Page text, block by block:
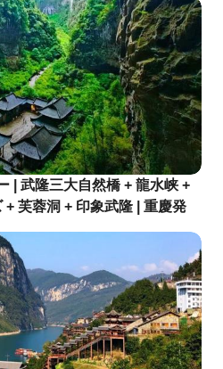
| 武隆三大自然橋 + 龍水峡 +
芙蓉洞 + 印象武隆 | 重慶発